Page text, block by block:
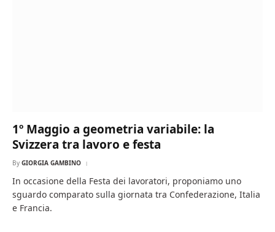
1º Maggio a geometria variabile: la
Svizzera tra lavoro e festa
By GIORGIA GAMBINO
In occasione della Festa dei lavoratori, proponiamo uno
sguardo comparato sulla giornata tra Confederazione, Italia
e Francia.